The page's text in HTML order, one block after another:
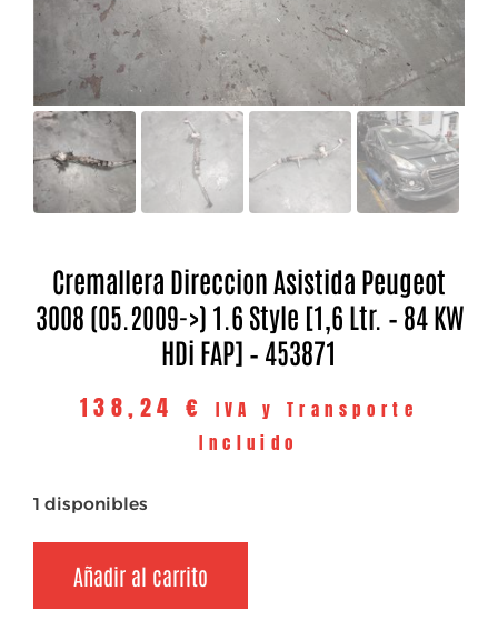
Cremallera Direccion Asistida Peugeot
3008 (05.2009->) 1.6 Style [1,6 Ltr. – 84 KW
HDi FAP] – 453871
138,24 €
IVA y Transporte
Incluido
1 disponibles
Añadir al carrito